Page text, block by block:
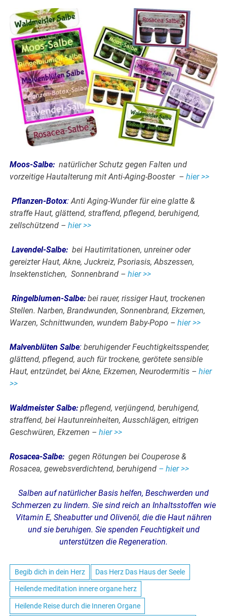
Moos-Salbe: natürlicher Schutz gegen Falten und
vorzeitige Hautalterung mit Anti-Aging-Booster –hier >>
Pflanzen-Botox: Anti Aging-Wunder für eine glatte &
straffe Haut, glättend, straffend, pflegend, beruhigend,
zellschützend –hier >>
Lavendel-Salbe: bei Hautirritationen, unreiner oder
gereizter Haut, Akne, Juckreiz, Psoriasis, Abszessen,
Insektenstichen, Sonnenbrand –hier >>
Ringelblumen-Salbe: bei rauer, rissiger Haut, trockenen
Stellen. Narben, Brandwunden, Sonnenbrand, Ekzemen,
Warzen, Schnittwunden, wundem Baby-Popo –hier >>
Malvenblüten Salbe: beruhigender Feuchtigkeitsspender,
glättend, pflegend, auch für trockene, gerötete sensible
Haut, entzündet, bei Akne, Ekzemen, Neurodermitis –hier
>>
Waldmeister Salbe: pflegend, verjüngend, beruhigend,
straffend, bei Hautunreinheiten, Ausschlägen, eitrigen
Geschwüren, Ekzemen –hier >>
Rosacea-Salbe: gegen Rötungen bei Couperose &
Rosacea, gewebsverdichtend, beruhigend – hier >>
Salben auf natürlicher Basis helfen, Beschwerden und
Schmerzen zu lindern. Sie sind reich an Inhaltsstoffen wie
Vitamin E, Sheabutter und Olivenöl, die die Haut nähren
und sie beruhigen. Sie spenden Feuchtigkeit und
unterstützen die Regeneration.
Begib dich in dein Herz Das Herz Das Haus der Seele
Heilende meditation innere organe herz
Heilende Reise durch die Inneren Organe